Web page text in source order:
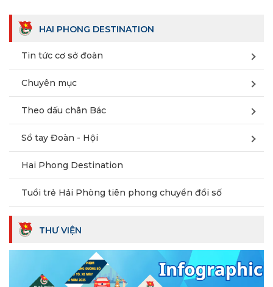
HAI PHONG DESTINATION
Tin tức cơ sở đoàn
Chuyên mục
Theo dấu chân Bác
Sổ tay Đoàn - Hội
Hai Phong Destination
Tuổi trẻ Hải Phòng tiên phong chuyển đổi số
THƯ VIỆN